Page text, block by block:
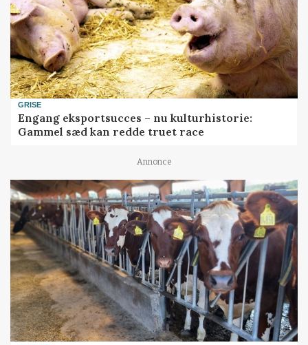
GRISE
Engang eksportsucces – nu kulturhistorie:
Gammel sæd kan redde truet race
Annonce